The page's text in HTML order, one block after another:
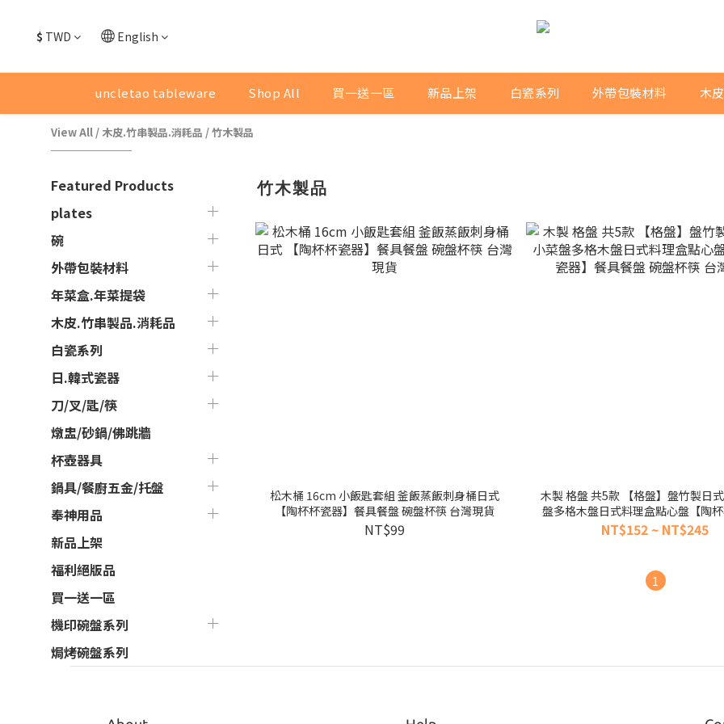
$ TWD English
uncletao tableware Shop All 買一送一區 新品上架 白瓷系列 外帶包裝材料 木
View All /木皮.竹串製品.消耗品 /竹木製品
Featured Products
plates
碗
外帶包裝材料
年菜盒.年菜提袋
木皮.竹串製品.消耗品
白瓷系列
日.韓式瓷器
刀/叉/匙/筷
燉盅/砂鍋/佛跳牆
杯壺器具
鍋具/餐廚五金/托盤
奉神用品
新品上架
福利絕版品
買一送一區
機印碗盤系列
焗烤碗盤系列
竹木製品
松木桶 16cm 小飯匙套組 釜飯蒸飯刺身桶日式
【陶杯杯瓷器】餐具餐盤 碗盤杯筷 台灣現貨
NT$99
木製 格盤 共5款 【格盤】盤竹製日式餐廳小菜
盤多格木盤日式料理盒點心盤【陶
餐具餐盤 碗盤杯筷 台灣現貨
NT$152 ~ NT$245
1